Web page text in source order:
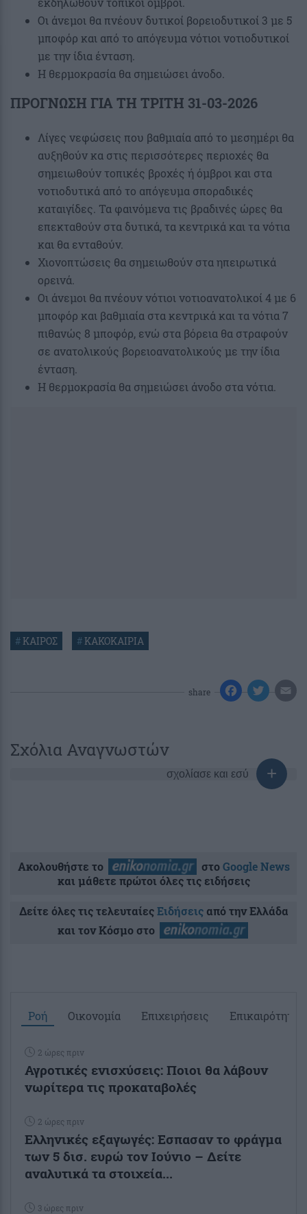
Οι άνεμοι θα πνέουν δυτικοί βορειοδυτικοί 3 με 5
μποφόρ και από το απόγευμα νότιοι νοτιοδυτικοί
με την ίδια ένταση.
Η θερμοκρασία θα σημειώσει άνοδο.
ΠΡΟΓΝΩΣΗ ΓΙΑ ΤΗ ΤΡΙΤΗ 31-03-2026
Λίγες νεφώσεις που βαθμιαία από το μεσημέρι θα
αυξηθούν κα στις περισσότερες περιοχές θα
σημειωθούν τοπικές βροχές ή όμβροι και στα
νοτιοδυτικά από το απόγευμα σποραδικές
καταιγίδες. Τα φαινόμενα τις βραδινές ώρες θα
επεκταθούν στα δυτικά, τα κεντρικά και τα νότια
και θα ενταθούν.
Χιονοπτώσεις θα σημειωθούν στα ηπειρωτικά
ορεινά.
Οι άνεμοι θα πνέουν νότιοι νοτιοανατολικοί 4 με 6
μποφόρ και βαθμιαία στα κεντρικά και τα νότια 7
πιθανώς 8 μποφόρ, ενώ στα βόρεια θα στραφούν
σε ανατολικούς βορειοανατολικούς με την ίδια
ένταση.
Η θερμοκρασία θα σημειώσει άνοδο στα νότια.
#ΚΑΙΡΟΣ #ΚΑΚΟΚΑΙΡΙΑ
share
Σχόλια Αναγνωστών
σχολίασε και εσύ
Ακολουθήστε το στοGoogle News
και μάθετε πρώτοι όλες τις ειδήσεις
Δείτε όλες τις τελευταίεςΕιδήσειςαπό την Ελλάδα
και τον Κόσμο στο
Ροή Οικονομία Επιχειρήσεις Επικαιρότητα
2 ώρες πριν
Αγροτικές ενισχύσεις: Ποιοι θα λάβουν
νωρίτερα τις προκαταβολές
2 ώρες πριν
Ελληνικές εξαγωγές: Εσπασαν το φράγμα
των 5 δισ. ευρώ τον Ιούνιο – Δείτε
αναλυτικά τα στοιχεία...
3 ώρες πριν